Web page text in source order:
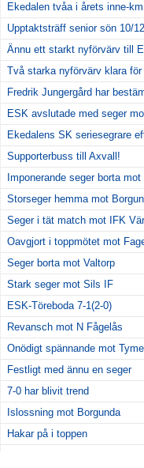
Ekedalen tvåa i årets inne-km
Upptaktsträff senior sön 10/12
Ännu ett starkt nyförvärv till
Två starka nyförvärv klara
Fredrik Jungergård har
ESK avslutade med seger
Ekedalens SK seriesegrare
Supporterbuss till Axvall!
Imponerande seger borta
Storseger hemma mot
Seger i tät match mot IFK
Oavgjort i toppmötet mot
Seger borta mot Valtorp
Stark seger mot Sils IF
ESK-Töreboda 7-1(2-0)
Revansch mot N Fågelås
Onödigt spännande mot
Festligt med ännu en seger
7-0 har blivit trend
Islossning mot Borgunda
Hakar på i toppen